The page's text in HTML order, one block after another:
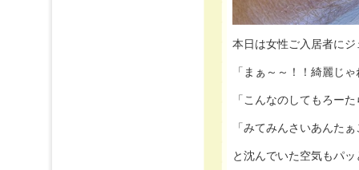
本日は女性ご入居者に
「まぁ～～！！綺麗じ
「こんなのしてもろー
「みてみんさいあんた
と沈んでいた空気もパ